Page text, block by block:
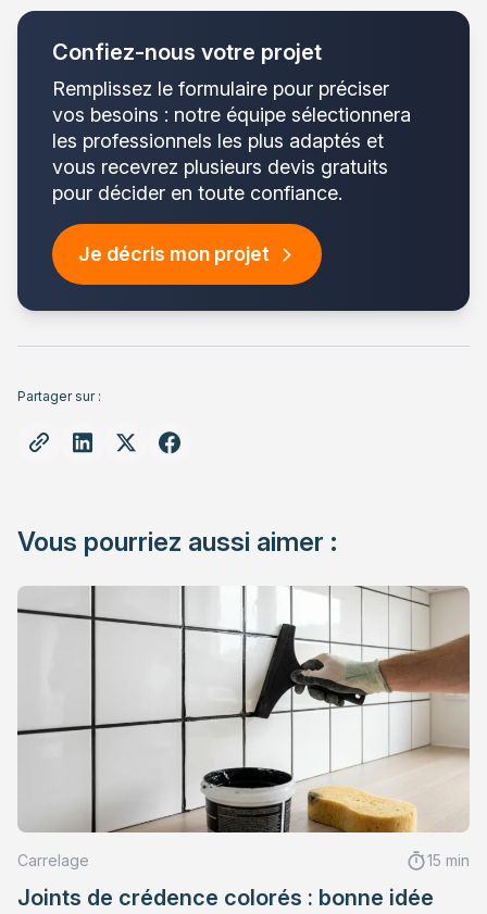
Confiez-nous votre projet
Remplissez le formulaire pour préciser
vos besoins : notre équipe sélectionnera
les professionnels les plus adaptés et
vous recevrez plusieurs devis gratuits
pour décider en toute confiance.
Je décris mon projet
Partager sur :
Vous pourriez aussi aimer :
Carrelage 15 min
Joints de crédence colorés : bonne idée